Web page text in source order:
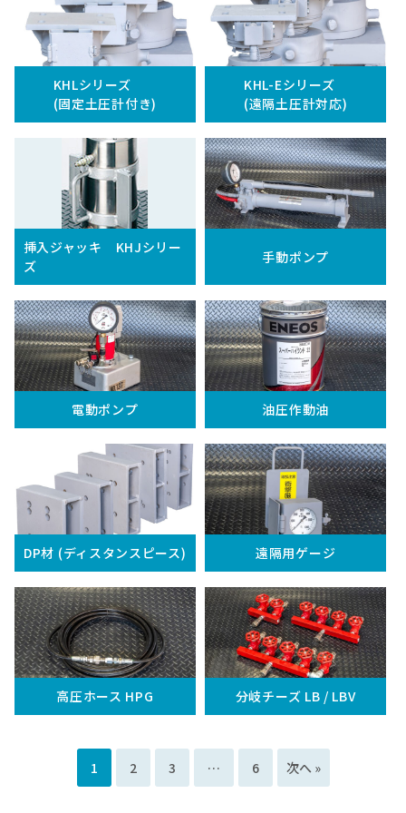
KHLシリーズ
(固定土圧計付き)
KHL-Eシリーズ
(遠隔土圧計対応)
挿入ジャッキ KHJシリー
ズ
手動ポンプ
電動ポンプ 油圧作動油
DP材 (ディスタンスピース) 遠隔用ゲージ
高圧ホース HPG 分岐チーズ LB / LBV
1 2 3 … 6 次へ »